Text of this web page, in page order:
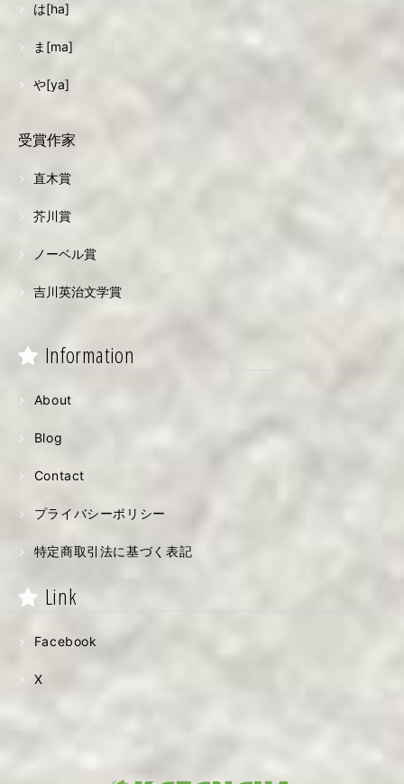
は[ha]
ま[ma]
や[ya]
受賞作家
直木賞
芥川賞
ノーベル賞
吉川英治文学賞
Information
About
Blog
Contact
プライバシーポリシー
特定商取引法に基づく表記
Link
Facebook
X